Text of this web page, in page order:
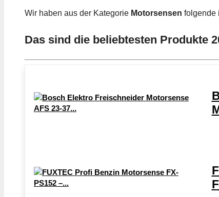
Wir haben aus der Kategorie Motorsensen folgende
Das sind die beliebtesten Produkte